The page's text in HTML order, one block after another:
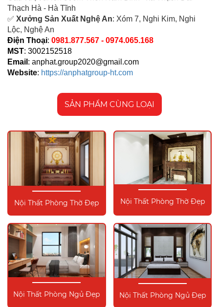
Thạch Hà - Hà Tĩnh
✅ Xưởng Sản Xuất Nghệ An: Xóm 7, Nghi Kim, Nghi
Lộc, Nghệ An
Điện Thoại: 0981.877.567 - 0974.065.168
MST: 3002152518
Email : anphat.group2020@gmail.com
Website: https://anphatgroup-ht.com
SẢN PHẨM CÙNG LOẠI
Nội Thất Phòng Thờ Đẹp Nội Thất Phòng Thờ Đẹp
Nội Thất Phòng Ngủ Đẹp Nội Thất Phòng Ngủ Đẹp